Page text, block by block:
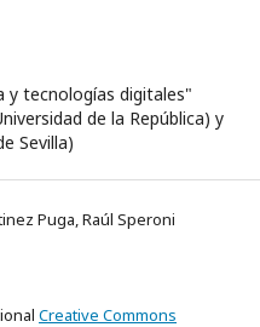
y tecnologías digitales"
de la República) y
Sevilla)
Puga, Raúl Speroni
Creative Commons